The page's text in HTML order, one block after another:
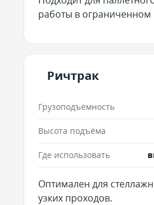
работы в ограниченном
Ричтрак
Грузоподъёмность
Высота подъёма
Где использовать
Оптимален для
узких проходов.